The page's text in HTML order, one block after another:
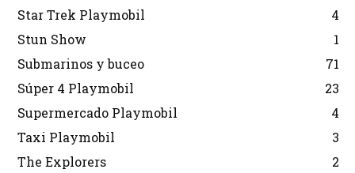
Star Trek Playmobil
4
Stun Show
1
Submarinos y buceo
71
Súper 4 Playmobil
23
Supermercado Playmobil
4
Taxi Playmobil
3
The Explorers
2